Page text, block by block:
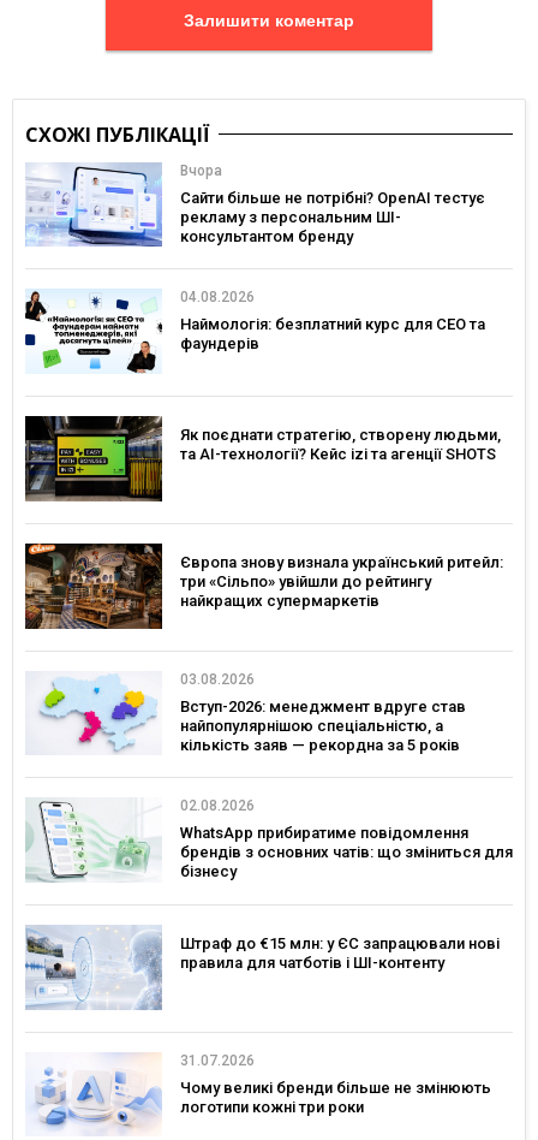
Залишити коментар
СХОЖІ ПУБЛІКАЦІЇ
Вчора
Сайти більше не потрібні? OpenAI тестує
рекламу з персональним ШІ-
консультантом бренду
04.08.2026
Наймологія: безплатний курс для CEO та
фаундерів
Як поєднати стратегію, створену людьми,
та AI-технології? Кейс izi та агенції SHOTS
Європа знову визнала український ритейл:
три «Сільпо» увійшли до рейтингу
найкращих супермаркетів
03.08.2026
Вступ-2026: менеджмент вдруге став
найпопулярнішою спеціальністю, а
кількість заяв — рекордна за 5 років
02.08.2026
WhatsApp прибиратиме повідомлення
брендів з основних чатів: що зміниться для
бізнесу
Штраф до €15 млн: у ЄС запрацювали нові
правила для чатботів і ШІ-контенту
31.07.2026
Чому великі бренди більше не змінюють
логотипи кожні три роки